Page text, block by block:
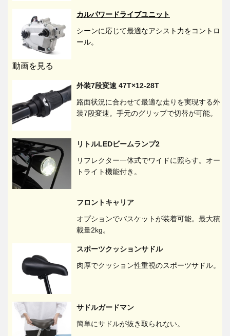
カルパワードライブユニット
シーンに応じて最適なアシスト力をコントロ
ール。
動画を見る
外装7段変速 47T×12-28T
路面状況に合わせて最適な走りを実現する外
装7段変速。手元のグリップで切替が可能。
リトルLEDビームランプ2
リフレクター一体式でワイドに照らす。オー
トライト機能付き。
フロントキャリア
オプションでバスケットが装着可能。最大積
載量2kg。
スポーツクッションサドル
肉厚でクッション性重視のスポーツサドル。
サドルガードマン
簡単にサドルが抜き取られない。